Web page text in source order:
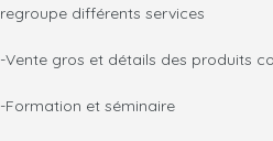
regroupe différents services
-Vente gros et détails des produits
-Formation et séminaire